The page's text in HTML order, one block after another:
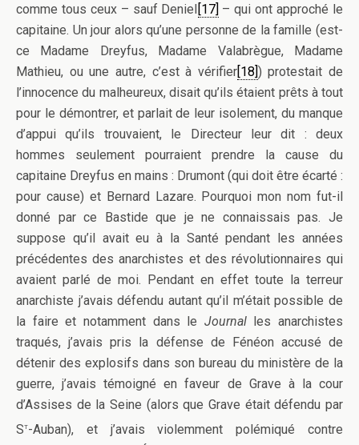
comme tous ceux – sauf Deniel [17] – qui ont approché le
capitaine. Un jour alors qu’une personne de la famille (est-
ce Madame Dreyfus, Madame Valabrègue, Madame
Mathieu, ou une autre, c’est à vérifier[18] ) protestait de
l’innocence du malheureux, disait qu’ils étaient prêts à tout
pour le démontrer, et parlait de leur isolement, du manque
d’appui qu’ils trouvaient, le Directeur leur dit : deux
hommes seulement pourraient prendre la cause du
capitaine Dreyfus en mains : Drumont (qui doit être écarté :
pour cause) et Bernard Lazare. Pourquoi mon nom fut-il
donné par ce Bastide que je ne connaissais pas. Je
suppose qu’il avait eu à la Santé pendant les années
précédentes des anarchistes et des révolutionnaires qui
avaient parlé de moi. Pendant en effet toute la terreur
anarchiste j’avais défendu autant qu’il m’était possible de
la faire et notamment dans le Journalles anarchistes
traqués, j’avais pris la défense de Fénéon accusé de
détenir des explosifs dans son bureau du ministère de la
guerre, j’avais témoigné en faveur de Grave à la cour
d’Assises de la Seine (alors que Grave était défendu par
St-Auban), et j’avais violemment polémiqué contre